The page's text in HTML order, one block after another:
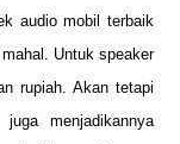
audio mobil terbaik
Untuk speaker
rupiah. Akan tetapi
menjadikannya